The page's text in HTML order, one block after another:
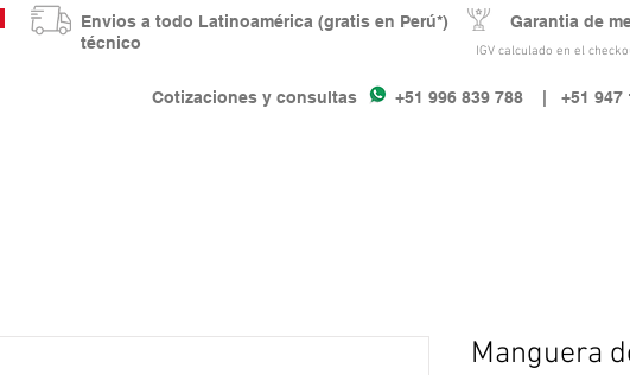
IGV calculado en el
Cotizaciones y consultas +51 996 839 788 | +51 947
Envios a todo Latinoamérica (gratis en Perú*) Garantia de
técnico
Manguera